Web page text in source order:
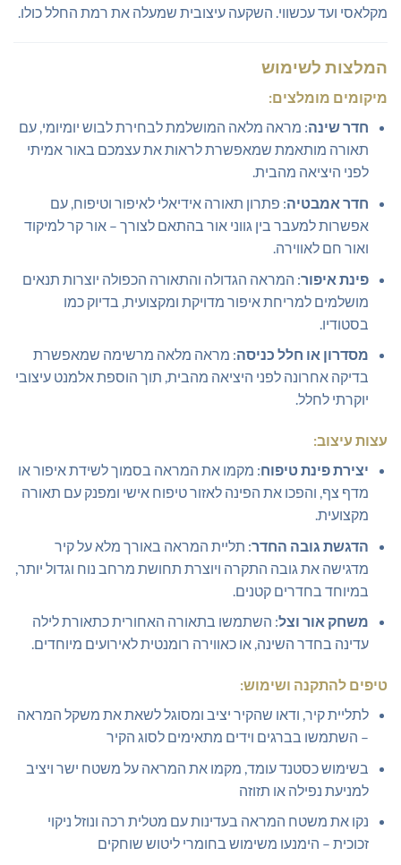
מקלאסי ועד עכשווי. השקעה עיצובית שמעלה את רמת החלל כולו.
המלצות לשימוש
מיקומים מומלצים:
חדר שינה: מראה מלאה המושלמת לבחירת לבוש יומיומי, עם
תאורה מותאמת שמאפשרת לראות את עצמכם באור אמיתי
לפני היציאה מהבית.
חדר אמבטיה: פתרון תאורה אידיאלי לאיפור וטיפוח, עם
אפשרות למעבר בין גווני אור בהתאם לצורך – אור קר למיקוד
ואור חם לאווירה.
פינת איפור: המראה הגדולה והתאורה הכפולה יוצרות תנאים
מושלמים למריחת איפור מדויקת ומקצועית, בדיוק כמו
בסטודיו.
מסדרון או חלל כניסה: מראה מלאה מרשימה שמאפשרת
בדיקה אחרונה לפני היציאה מהבית, תוך הוספת אלמנט עיצובי
יוקרתי לחלל.
עצות עיצוב:
יצירת פינת טיפוח: מקמו את המראה בסמוך לשידת איפור או
מדף צף, והפכו את הפינה לאזור טיפוח אישי ומפנק עם תאורה
מקצועית.
הדגשת גובה החדר: תליית המראה באורך מלא על קיר
מדגישה את גובה התקרה ויוצרת תחושת מרחב נוח וגדול יותר,
במיוחד בחדרים קטנים.
משחק אור וצל: השתמשו בתאורה האחורית כתאורת לילה
עדינה בחדר השינה, או כאווירה רומנטית לאירועים מיוחדים.
טיפים להתקנה ושימוש:
לתליית קיר, ודאו שהקיר יציב ומסוגל לשאת את משקל המראה
– השתמשו בברגים וידים מתאימים לסוג הקיר
בשימוש כסטנד עומד, מקמו את המראה על משטח ישר ויציב
למניעת נפילה או תזוזה
נקו את משטח המראה בעדינות עם מטלית רכה ונוזל ניקוי
זכוכית – הימנעו משימוש בחומרי ליטוש שוחקים